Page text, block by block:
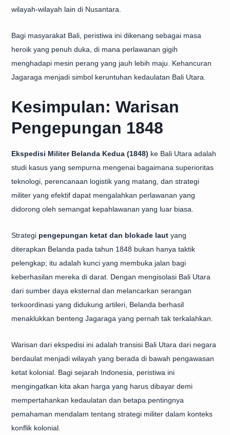
wilayah-wilayah lain di Nusantara.
Bagi masyarakat Bali, peristiwa ini dikenang sebagai masa
heroik yang penuh duka, di mana perlawanan gigih
menghadapi mesin perang yang jauh lebih maju. Kehancuran
Jagaraga menjadi simbol keruntuhan kedaulatan Bali Utara.
Kesimpulan: Warisan
Pengepungan 1848
Ekspedisi Militer Belanda Kedua (1848) ke Bali Utara adalah
studi kasus yang sempurna mengenai bagaimana superioritas
teknologi, perencanaan logistik yang matang, dan strategi
militer yang efektif dapat mengalahkan perlawanan yang
didorong oleh semangat kepahlawanan yang luar biasa.
Strategi pengepungan ketat dan blokade laut yang
diterapkan Belanda pada tahun 1848 bukan hanya taktik
pelengkap; itu adalah kunci yang membuka jalan bagi
keberhasilan mereka di darat. Dengan mengisolasi Bali Utara
dari sumber daya eksternal dan melancarkan serangan
terkoordinasi yang didukung artileri, Belanda berhasil
menaklukkan benteng Jagaraga yang pernah tak terkalahkan.
Warisan dari ekspedisi ini adalah transisi Bali Utara dari negara
berdaulat menjadi wilayah yang berada di bawah pengawasan
ketat kolonial. Bagi sejarah Indonesia, peristiwa ini
mengingatkan kita akan harga yang harus dibayar demi
mempertahankan kedaulatan dan betapa pentingnya
pemahaman mendalam tentang strategi militer dalam konteks
konflik kolonial.